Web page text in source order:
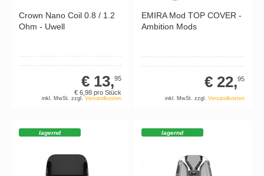
Crown Nano Coil 0.8 / 1.2
Ohm - Uwell
€ 13,95
€ 6,98 pro Stück
inkl. MwSt. zzgl.Versandkosten
EMIRA Mod TOP COVER -
Ambition Mods
€ 22,95
inkl. MwSt. zzgl. Versandkosten
lagernd lagernd